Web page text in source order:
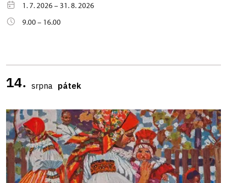
1. 7. 2026 – 31. 8. 2026
9.00 – 16.00
14. srpna pátek